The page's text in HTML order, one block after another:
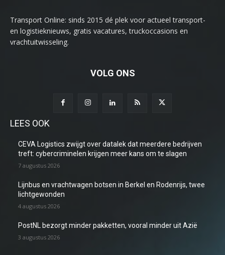
Transport Online: sinds 2015 dé plek voor actueel transport-
en logistieknieuws, gratis vacatures, truckoccasions en
vrachtuitwisseling.
VOLG ONS
LEES OOK
CEVA Logistics zwijgt over datalek dat meerdere bedrijven
treft: cybercriminelen krijgen meer kans om te slagen
7 augustus 2026
Lijnbus en vrachtwagen botsen in Berkel en Rodenrijs, twee
lichtgewonden
4 augustus 2026
PostNL bezorgt minder pakketten, vooral minder uit Azië
3 augustus 2026